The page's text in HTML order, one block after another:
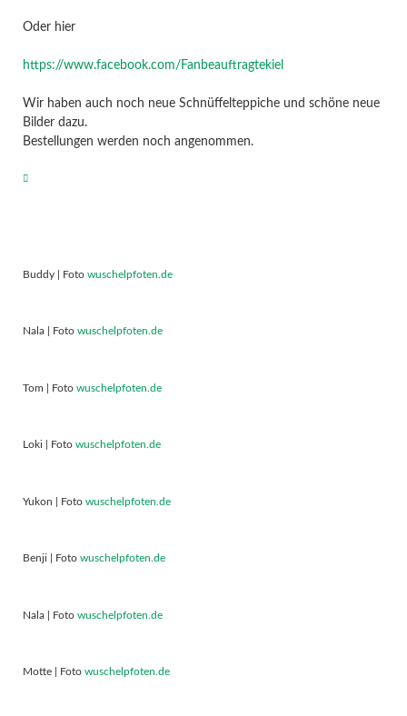
Oder hier
https://www.facebook.com/Fanbeauftragtekiel
Wir haben auch noch neue Schnüffelteppiche und schöne neue
Bilder dazu.
Bestellungen werden noch angenommen.
Buddy | Foto wuschelpfoten.de
Nala | Foto wuschelpfoten.de
Tom | Foto wuschelpfoten.de
Loki | Foto wuschelpfoten.de
Yukon | Foto wuschelpfoten.de
Benji | Foto wuschelpfoten.de
Nala | Foto wuschelpfoten.de
Motte | Foto wuschelpfoten.de